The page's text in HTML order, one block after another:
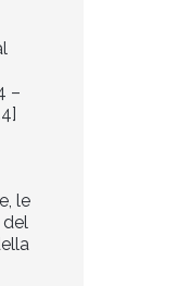
–
le
del